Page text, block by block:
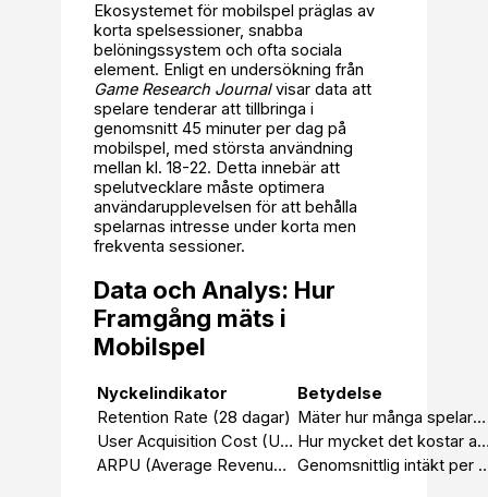
Ekosystemet för mobilspel präglas av
korta spelsessioner, snabba
belöningssystem och ofta sociala
element. Enligt en undersökning från
Game Research Journalvisar data att
spelare tenderar att tillbringa i
genomsnitt 45 minuter per dag på
mobilspel, med största användning
mellan kl. 18-22. Detta innebär att
spelutvecklare måste optimera
användarupplevelsen för att behålla
spelarnas intresse under korta men
frekventa sessioner.
Data och Analys: Hur
Framgång mäts i
Mobilspel
Nyckelindikator
Betydelse
Retention Rate (28 dagar)
Mäter hur många spelare som fortsätter spela efter en månad
User Acquisition Cost (UAC)
Hur mycket det kostar att
ARPU (Average Revenue Per User)
Genomsnittlig